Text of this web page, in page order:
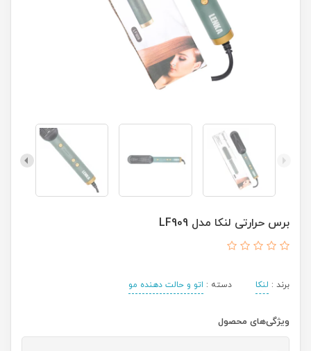
برس حرارتی لنکا مدل LF909
برند : لنکا دسته : اتو و حالت دهنده مو
ویژگی‌های محصول